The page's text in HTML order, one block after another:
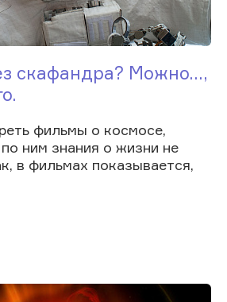
скафандра? Можно...,
фильмы о космосе,
ним знания о жизни не
в фильмах показывается,